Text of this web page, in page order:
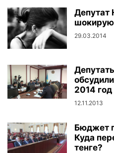
Депутат
29.03.2014
2014 год
12.11.2013
Бюджет
Куда
тенге?